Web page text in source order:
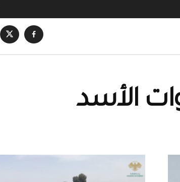
الأسد